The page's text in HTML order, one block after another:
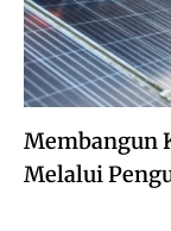
Membangun
Melalui